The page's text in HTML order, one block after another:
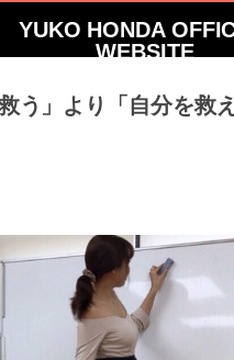
YUKO HONDA
WEBSITE
う」より「自分を救え